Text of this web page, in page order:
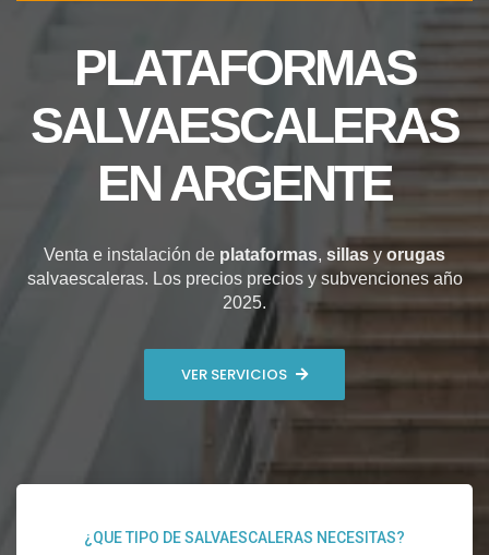
PLATAFORMAS
SALVAESCALERAS
ENARGENTE
Venta e instalación de plataformas, sillas y orugas
salvaescaleras. Los precios precios y subvenciones año
2025.
VER SERVICIOS
¿QUE TIPO DE SALVAESCALERAS NECESITAS?